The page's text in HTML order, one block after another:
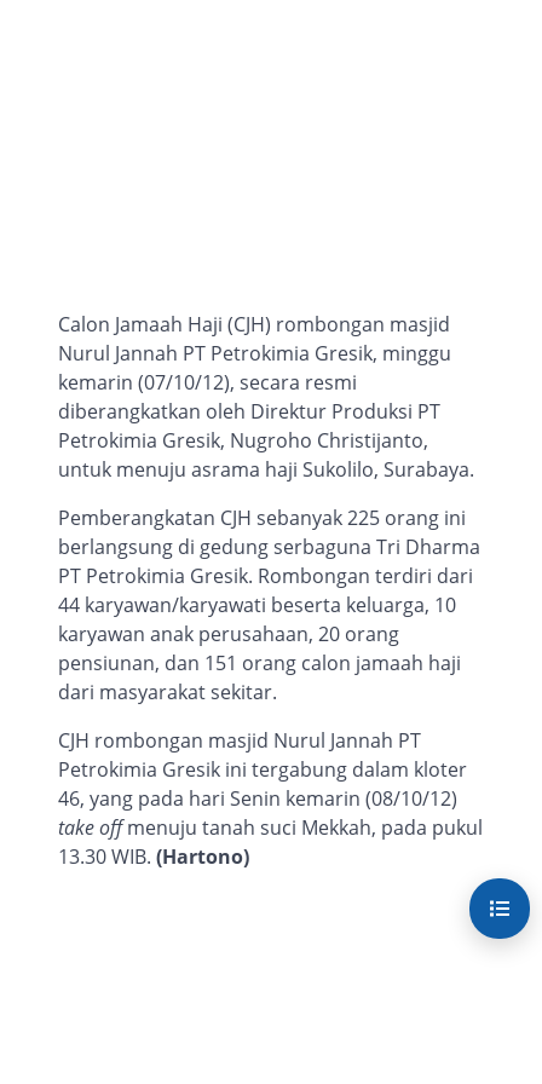
Calon Jamaah Haji (CJH) rombongan masjid
Nurul Jannah PT Petrokimia Gresik, minggu
kemarin (07/10/12), secara resmi
diberangkatkan oleh Direktur Produksi PT
Petrokimia Gresik, Nugroho Christijanto,
untuk menuju asrama haji Sukolilo, Surabaya.
Pemberangkatan CJH sebanyak 225 orang ini
berlangsung di gedung serbaguna Tri Dharma
PT Petrokimia Gresik. Rombongan terdiri dari
44 karyawan/karyawati beserta keluarga, 10
karyawan anak perusahaan, 20 orang
pensiunan, dan 151 orang calon jamaah haji
dari masyarakat sekitar.
CJH rombongan masjid Nurul Jannah PT
Petrokimia Gresik ini tergabung dalam kloter
46, yang pada hari Senin kemarin (08/10/12)
take offmenuju tanah suci Mekkah, pada pukul
13.30 WIB. (Hartono)